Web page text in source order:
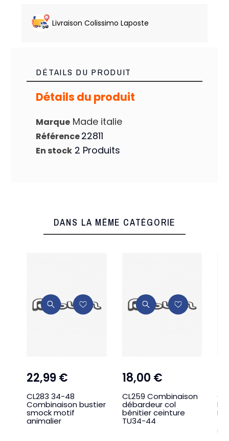
Livraison Colissimo Laposte
DÉTAILS DU PRODUIT
Détails du produit
Marque Made italie
Référence22811
En stock 2 Produits
DANS LA MÊME CATÉGORIE
22,99 €
CL283 34-48
Combinaison bustier
smock motif
animalier
18,00 €
CL259 Combinaison
débardeur col
bénitier ceinture
TU34-44